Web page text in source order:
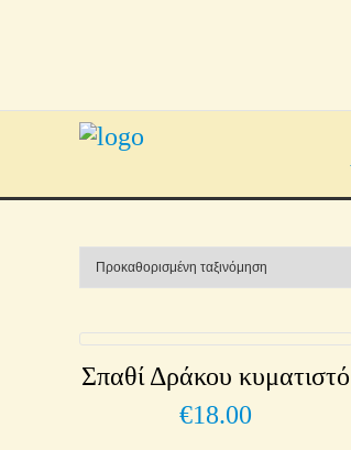
Σπαθί Δράκου κυματιστό
€18.00